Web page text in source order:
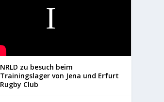
NRLD zu besuch beim
Trainingslager von Jena und Erfurt
Rugby Club